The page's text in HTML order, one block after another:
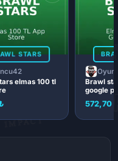
STARS
elmas 100 tl
Brawl
google
572,70